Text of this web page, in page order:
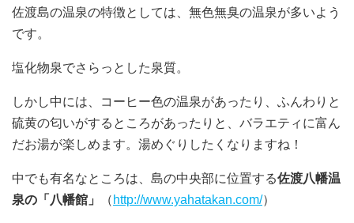
佐渡島の温泉の特徴としては、無色無臭の温泉が多いよう
です。
塩化物泉でさらっとした泉質。
しかし中には、コーヒー色の温泉があったり、ふんわりと
硫黄の匂いがするところがあったりと、バラエティに富ん
だお湯が楽しめます。湯めぐりしたくなりますね！
中でも有名なところは、島の中央部に位置する佐渡八幡温
泉の「八幡館」
（ http://www.yahatakan.com/）